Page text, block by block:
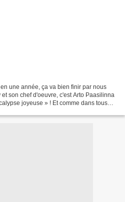
une année, ça va bien finir par nous
son chef d'oeuvre, c'est Arto Paasilinna
joyeuse » ! Et comme dans tous